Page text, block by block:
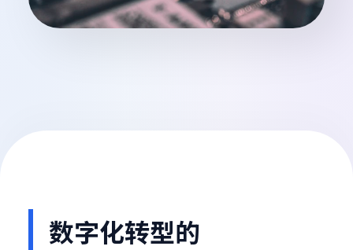
数字化转型的